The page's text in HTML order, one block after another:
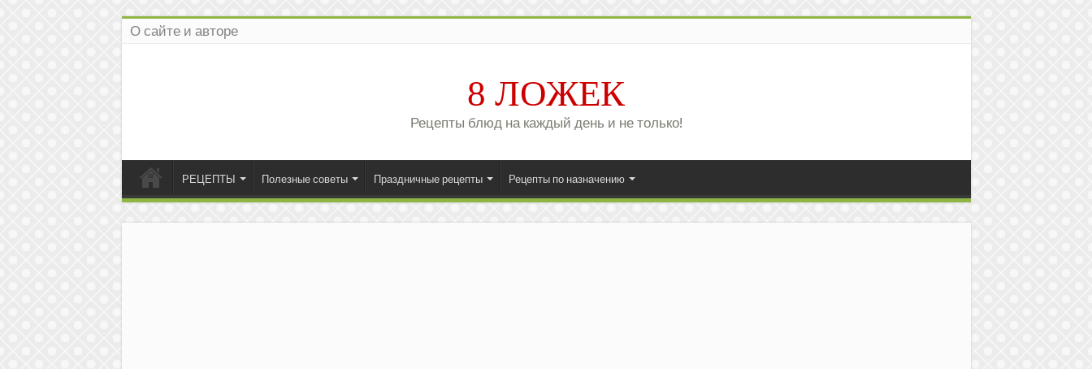
О сайте и авторе
8 ЛОЖЕК
Рецепты блюд на каждый день и не только!
РЕЦЕПТЫ Полезные советы Праздничные рецепты Рецепты по назначению